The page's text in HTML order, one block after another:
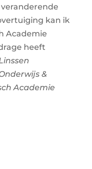
kan ik
Academie
heeft
&
Academie